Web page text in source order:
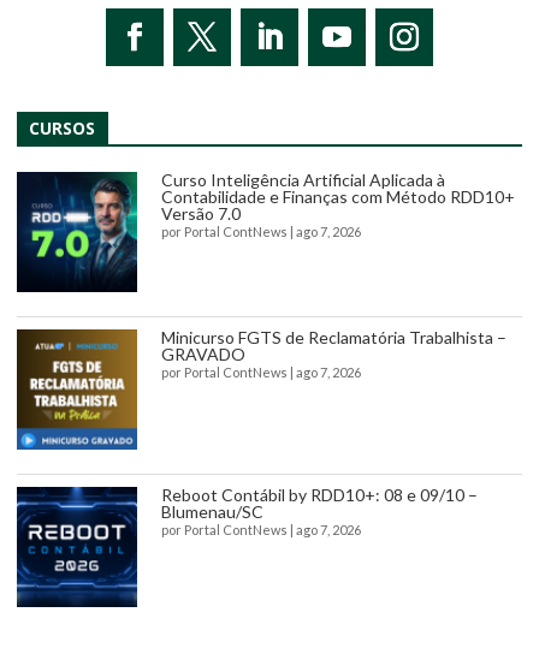
CURSOS
Curso Inteligência Artificial Aplicada à
Contabilidade e Finanças com Método RDD10+
Versão 7.0
por Portal ContNews ago 7, 2026
Minicurso FGTS de Reclamatória Trabalhista –
GRAVADO
por Portal ContNews ago 7, 2026
Reboot Contábil by RDD10+: 08 e 09/10 –
Blumenau/SC
por Portal ContNews ago 7, 2026